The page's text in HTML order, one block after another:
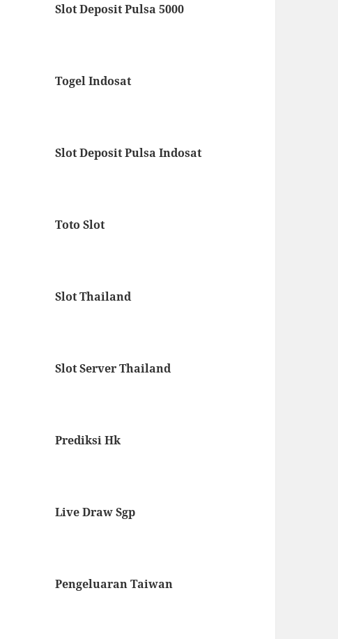
Slot Deposit Pulsa 5000
Togel Indosat
Slot Deposit Pulsa Indosat
Toto Slot
Slot Thailand
Slot Server Thailand
Prediksi Hk
Live Draw Sgp
Pengeluaran Taiwan